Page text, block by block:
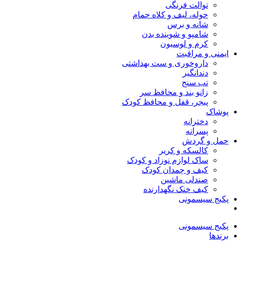
توالت فرنگی
حوله، لیف و کلاه حمام
شانه و برس
شامپو و شوینده بدن
کرم و لوسیون
ایمنی و مراقبت
داروخوری و ست بهداشتی
دندانگیر
تب‌ سنج
زانو بند و محافظ سر
پیجر، قفل و محافظ کودک
پوشاک
دخترانه
پسرانه
حمل و گردش
کالسکه و کریر
ساک لوازم نوزاد و کودک
کیف و چمدان کودک
صندلی ماشین
کیف خنک نگهدارنده
پکیج سیسمونی
پکیج سیسمونی
برندها